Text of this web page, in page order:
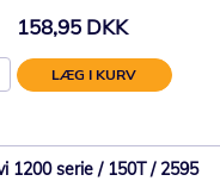
158,95 DKK
LÆG I KURV
1200 serie / 150T / 2595